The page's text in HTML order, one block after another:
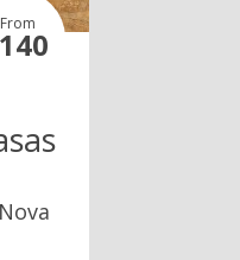
From
140